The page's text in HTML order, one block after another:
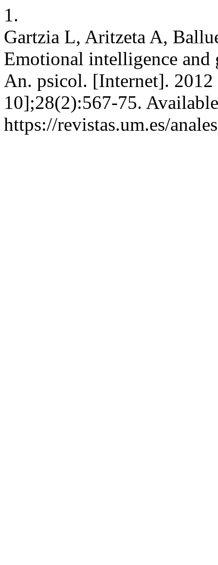
1.
Gartzia L, Aritzeta A,
Emotional intelligence and
An. psicol. [Internet].
10];28(2):567-75.
https://revistas.um.es/